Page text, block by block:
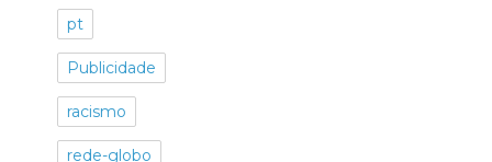
pt
Publicidade
racismo
rede-globo